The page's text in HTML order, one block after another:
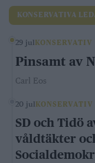
KONSERVATIVA
29 jul KONSERVATIV
Pinsamt av
Carl Eos
20 jul KONSERVATIV
SD och Tidö
våldtäkter